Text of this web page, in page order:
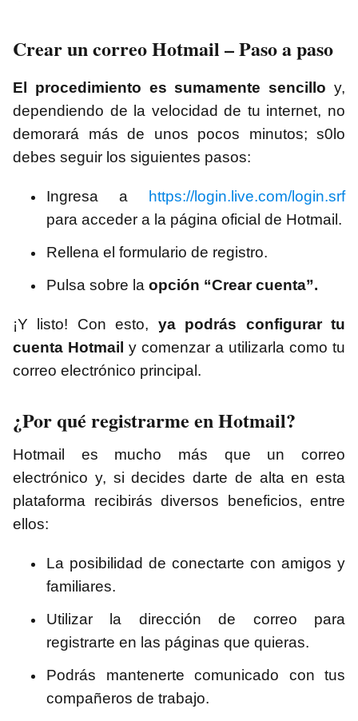
Crear un correo Hotmail – Paso a paso
El procedimiento es sumamente sencillo y,
dependiendo de la velocidad de tu internet, no
demorará más de unos pocos minutos; s0lo
debes seguir los siguientes pasos:
Ingresa a https://login.live.com/login.srf
para acceder a la página oficial de Hotmail.
Rellena el formulario de registro.
Pulsa sobre la opción “Crear cuenta”.
¡Y listo! Con esto, ya podrás configurar tu
cuenta Hotmail y comenzar a utilizarla como tu
correo electrónico principal.
¿Por qué registrarme en Hotmail?
Hotmail es mucho más que un correo
electrónico y, si decides darte de alta en esta
plataforma recibirás diversos beneficios, entre
ellos:
La posibilidad de conectarte con amigos y
familiares.
Utilizar la dirección de correo para
registrarte en las páginas que quieras.
Podrás mantenerte comunicado con tus
compañeros de trabajo.